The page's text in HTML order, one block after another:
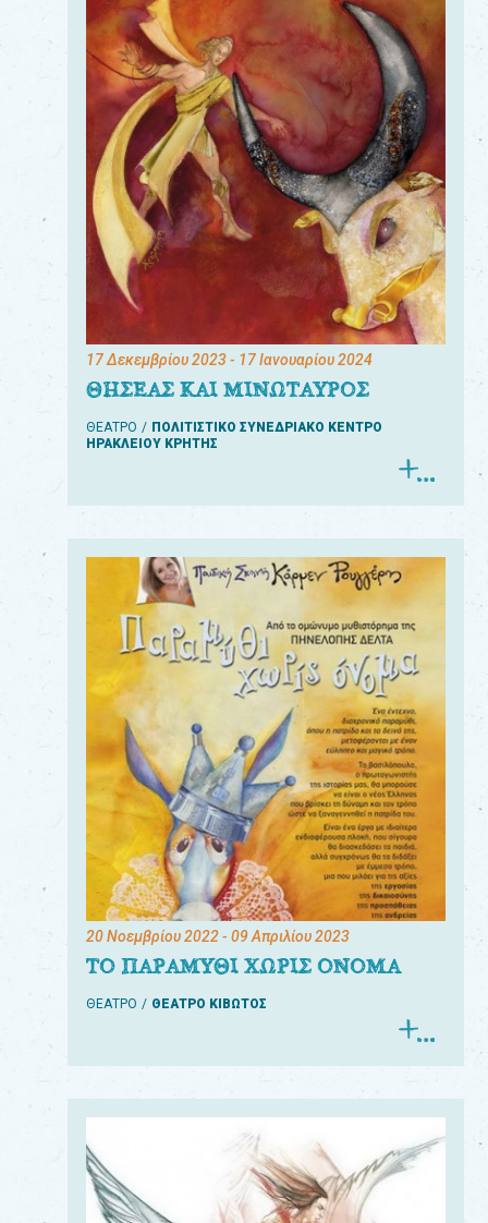
17 Δεκεμβρίου 2023- 17 Ιανουαρίου 2024
ΘΗΣΕΑΣ ΚΑΙ ΜΙΝΩΤΑΥΡΟΣ
ΘΕΑΤΡΟ
ΠΟΛΙΤΙΣΤΙΚΟ ΣΥΝΕΔΡΙΑΚΟ ΚΕΝΤΡΟ
ΗΡΑΚΛΕΙΟΥ ΚΡΗΤΗΣ
20 Νοεμβρίου 2022- 09 Απριλίου 2023
ΤΟ ΠΑΡΑΜΥΘΙ ΧΩΡΙΣ ΟΝΟΜΑ
ΘΕΑΤΡΟ ΘΕΑΤΡΟ ΚΙΒΩΤΟΣ